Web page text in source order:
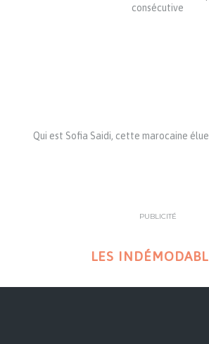
consécutive
Qui est Sofia Saidi, cette marocaine élue
PUBLICITÉ
LES